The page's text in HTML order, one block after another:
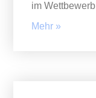
im Wettbewerb
Mehr »